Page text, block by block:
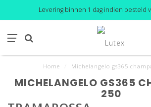
Levering binnen 1 dag indien besteld
Home Michelangelo gs365
MICHELANGELO GS365
250